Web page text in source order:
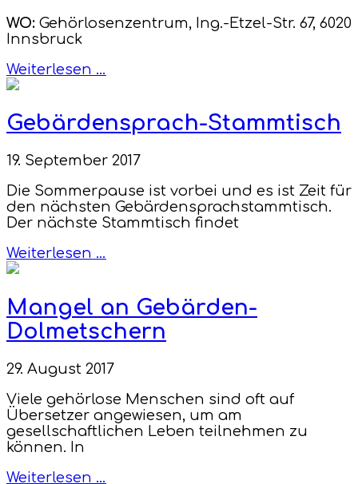
WO: Gehörlosenzentrum, Ing.-Etzel-Str. 67, 6020
Innsbruck
Weiterlesen …
Gebärdensprach-Stammtisch
19. September 2017
Die Sommerpause ist vorbei und es ist Zeit für
den nächsten Gebärdensprachstammtisch.
Der nächste Stammtisch findet
Weiterlesen …
Mangel an Gebärden-
Dolmetschern
29. August 2017
Viele gehörlose Menschen sind oft auf
Übersetzer angewiesen, um am
gesellschaftlichen Leben teilnehmen zu
können. In
Weiterlesen …